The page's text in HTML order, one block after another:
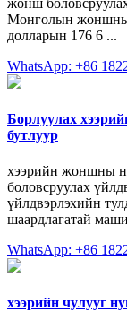
жонш
Монголын жоншны
долларын 176 6 ...
WhatsApp: +86
Борлуулах
бутлуур
хээрийн жоншны
боловсруулах
үйлдвэрлэхийн
шаардлагатай
WhatsApp: +86
хээрийн чулууг